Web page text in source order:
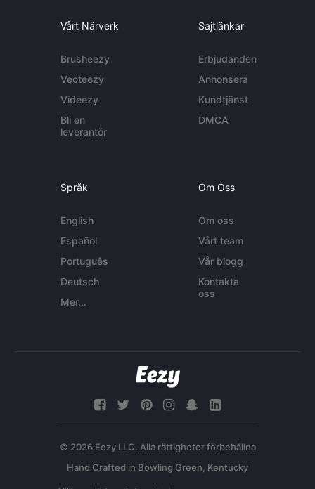
Vårt Närverk
Brusheezy
Vecteezy
Videezy
Bli en
leverantör
Sajtlänkar
Erbjudanden
Annonsera
Kundtjänst
DMCA
Språk
English
Español
Português
Deutsch
Mer...
Om Oss
Om oss
Vårt team
Vår blogg
Kontakta
oss
© 2026 Eezy LLC. Alla rättigheter förbehållna